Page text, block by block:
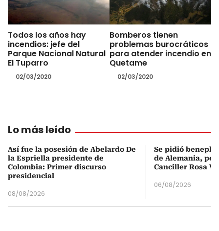
Todos los años hay
incendios: jefe del
Parque Nacional Natural
El Tuparro
02/03/2020
Bomberos tienen
problemas burocráticos
para atender incendio en
Quetame
02/03/2020
Lo más leído
Así fue la posesión de Abelardo De
la Espriella presidente de
Colombia: Primer discurso
presidencial
08/08/2026
Se pidió
de Alemania,
Canciller Rosa
06/08/2026